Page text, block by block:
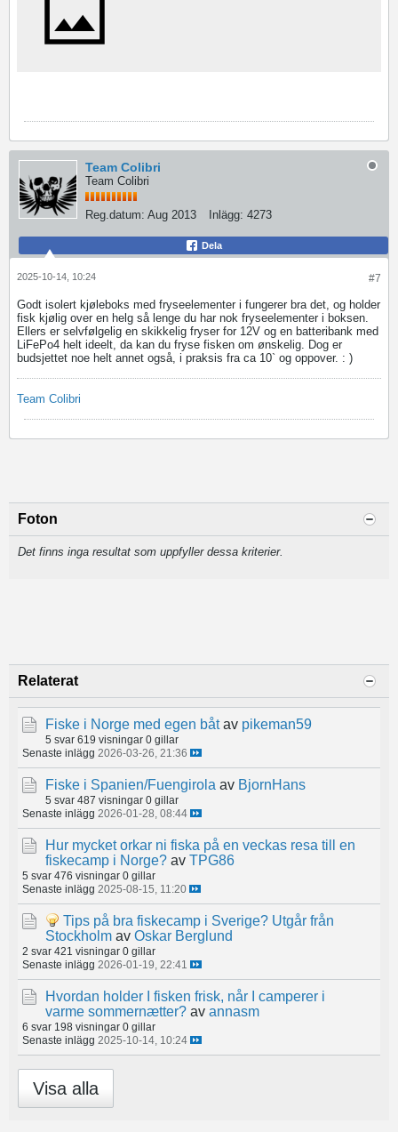
Team Colibri
Team Colibri
Reg.datum: Aug 2013 Inlägg: 4273
Dela
#7
2025-10-14, 10:24
Godt isolert kjøleboks med fryseelementer i fungerer bra det, og holder
fisk kjølig over en helg så lenge du har nok fryseelementer i boksen.
Ellers er selvfølgelig en skikkelig fryser for 12V og en batteribank med
LiFePo4 helt ideelt, da kan du fryse fisken om ønskelig. Dog er
budsjettet noe helt annet også, i praksis fra ca 10` og oppover. : )
Team Colibri
Foton
Det finns inga resultat som uppfyller dessa kriterier.
Relaterat
Fiske i Norge med egen båt av pikeman59
5 svar 619 visningar 0 gillar
Senaste inlägg 2026-03-26, 21:36
Fiske i Spanien/Fuengirola av BjornHans
5 svar 487 visningar 0 gillar
Senaste inlägg 2026-01-28, 08:44
Hur mycket orkar ni fiska på en veckas resa till en
fiskecamp i Norge? av TPG86
5 svar 476 visningar 0 gillar
Senaste inlägg 2025-08-15, 11:20
Tips på bra fiskecamp i Sverige? Utgår från
Stockholm av Oskar Berglund
2 svar 421 visningar 0 gillar
Senaste inlägg 2026-01-19, 22:41
Hvordan holder I fisken frisk, når I camperer i
varme sommernætter? av annasm
6 svar 198 visningar 0 gillar
Senaste inlägg 2025-10-14, 10:24
Visa alla